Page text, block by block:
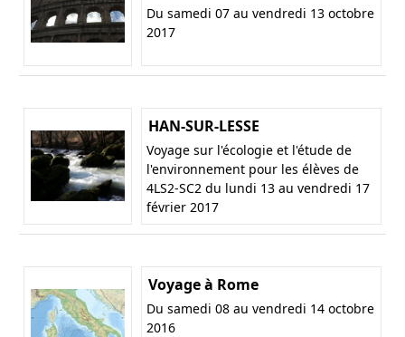
Du samedi 07 au vendredi 13 octobre
2017
HAN-SUR-LESSE
Voyage sur l'écologie et l'étude de
l'environnement pour les élèves de
4LS2-SC2 du lundi 13 au vendredi 17
février 2017
Voyage à Rome
Du samedi 08 au vendredi 14 octobre
2016